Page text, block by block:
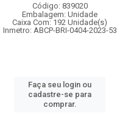
Código: 839020
Embalagem: Unidade
Caixa Com: 192 Unidade(s)
Inmetro: ABCP-BRI-0404-2023-53
Faça seu login ou
cadastre-se para
comprar.